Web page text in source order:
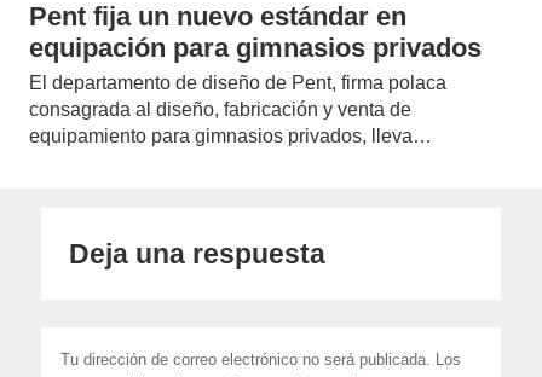
Pent fija un nuevo estándar en
equipación para gimnasios privados
El departamento de diseño de Pent, firma polaca
consagrada al diseño, fabricación y venta de
equipamiento para gimnasios privados, lleva…
Deja una respuesta
Tu dirección de correo electrónico no será publicada.
Los